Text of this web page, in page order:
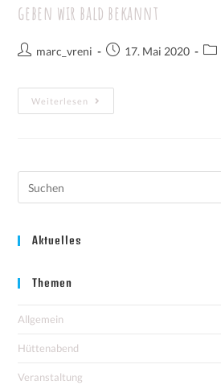
geben wir bald bekannt
marc_vreni 17. Mai 2020
Weiterlesen
Aktuelles
Themen
Allgemein
Hüttenabend
Veranstaltung